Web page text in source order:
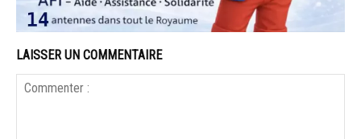
LAISSER UN COMMENTAIRE